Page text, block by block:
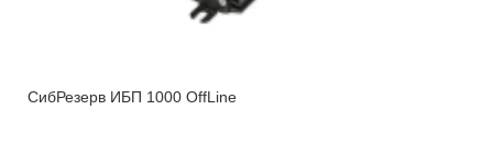
СибРезерв ИБП 1000 OffLine